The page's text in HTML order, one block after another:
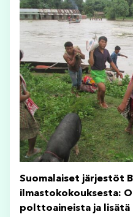
Suomalaiset järjestöt
ilmastokokouksesta:
polttoaineista ja lisätä